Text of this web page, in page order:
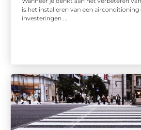
is het installeren van een airconditioning
investeringen ...